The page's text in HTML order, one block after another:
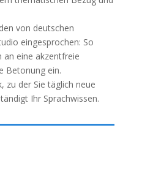
von deutschen
eingesprochen: So
an eine akzentfreie
Betonung ein.
zu der Sie täglich neue
Ihr Sprachwissen.